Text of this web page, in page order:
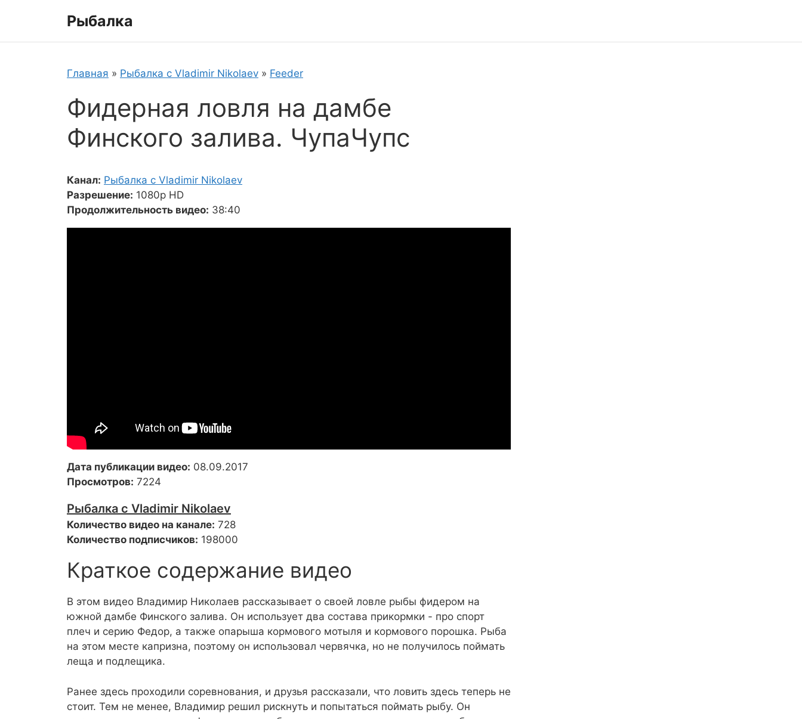
Рыбалка
Главная » Рыбалка с Vladimir Nikolaev » Feeder
Фидерная ловля на дамбе
Финского залива. ЧупаЧупс
Канал: Рыбалка с Vladimir Nikolaev
Разрешение: 1080p HD
Продолжительность видео: 38:40
Дата публикации видео: 08.09.2017
Просмотров: 7224
Рыбалка с Vladimir Nikolaev
Количество видео на канале: 728
Количество подписчиков: 198000
Краткое содержание видео
В этом видео Владимир Николаев рассказывает о своей ловле рыбы фидером на
южной дамбе Финского залива. Он использует два состава прикормки - про спорт
плеч и серию Федор, а также опарыша кормового мотыля и кормового порошка. Рыба
на этом месте капризна, поэтому он использовал червячка, но не получилось поймать
леща и подлещика.
Ранее здесь проходили соревнования, и друзья рассказали, что ловить здесь теперь не
стоит. Тем не менее, Владимир решил рискнуть и попытаться поймать рыбу. Он